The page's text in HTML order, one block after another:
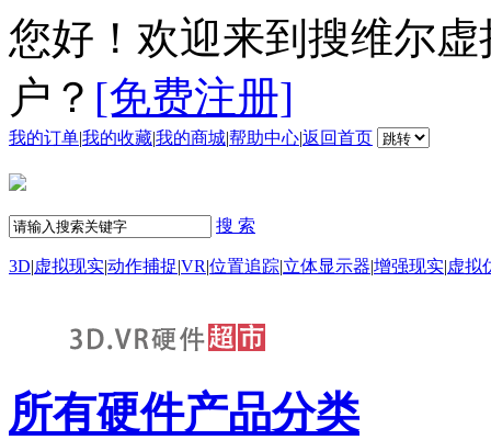
您好！欢迎来到搜维尔
户？ [免费注册]
我的订单|我的收藏|我的商城|帮助中心|返回首页
搜 索
3D|虚拟现实|动作捕捉|VR|位置追踪|立体显示器|增强现实|虚拟
所有硬件产品分类